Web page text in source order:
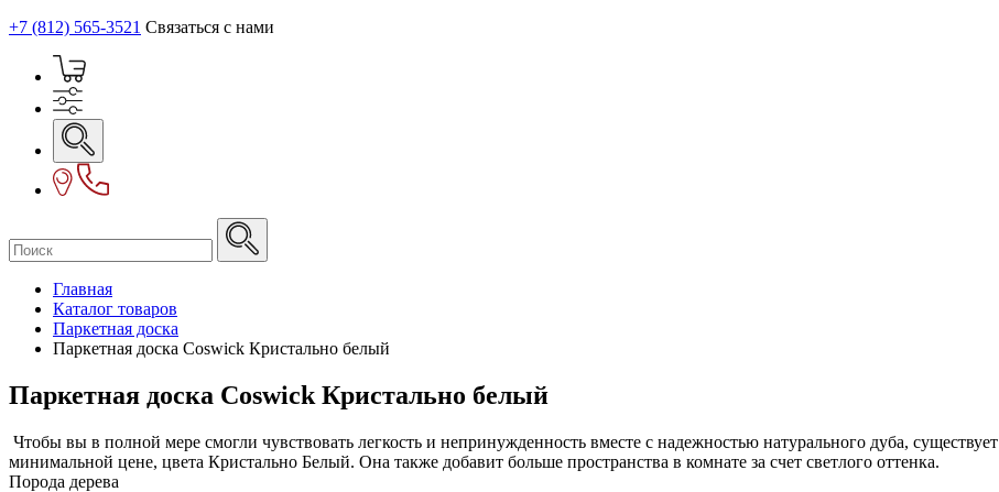
+7 (812) 565-3521 Связаться с нами
Главная
Каталог товаров
Паркетная доска
Паркетная доска Coswick Кристально белый
Паркетная доска Coswick Кристально белый
Чтобы вы в полной мере смогли чувствовать легкость и непринужденность вместе с надежностью натурального дуба, существует
минимальной цене, цвета Кристально Белый. Она также добавит больше пространства в комнате за счет светлого оттенка.
Порода дерева